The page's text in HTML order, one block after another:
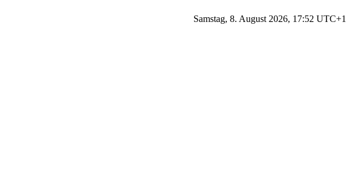
Samstag, 8. August 2026, 17:52 UTC+1